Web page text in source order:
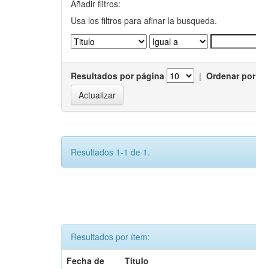
Añadir filtros:
Usa los filtros para afinar la busqueda.
Resultados por página | Ordenar por
Resultados 1-1 de 1.
Resultados por ítem:
Fecha de
Título